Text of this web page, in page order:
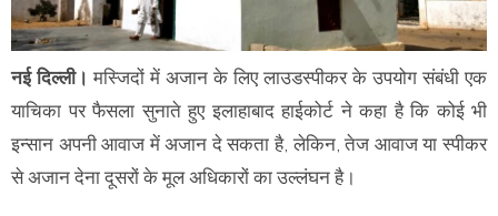
नई दिल्ली।​मस्जिदों में अजान के लिए लाउडस्पीकर के उपयोग संबंधी एक
याचिका पर फैसला सुनाते हुए इलाहाबाद हाईकोर्ट ने कहा है कि कोई भी
इन्सान अपनी आवाज में अजान दे सकता है, लेकिन, तेज आवाज या स्पीकर
से अजान देना दूसरों के मूल अधिकारों का उल्लंघन है।